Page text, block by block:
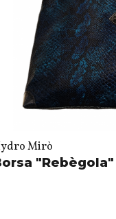
Mirò
"Rebègola"